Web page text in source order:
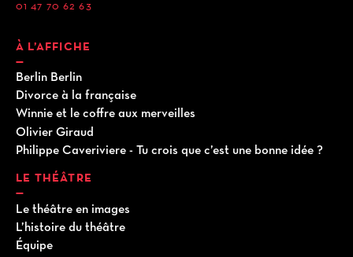
01 47 70 62 63
À L’AFFICHE
Berlin Berlin
Divorce à la française
Winnie et le coffre aux merveilles
Olivier Giraud
Philippe Caveriviere - Tu crois que c’est une bonne idée ?
LE THÉÂTRE
Le théâtre en images
L’histoire du théâtre
Équipe